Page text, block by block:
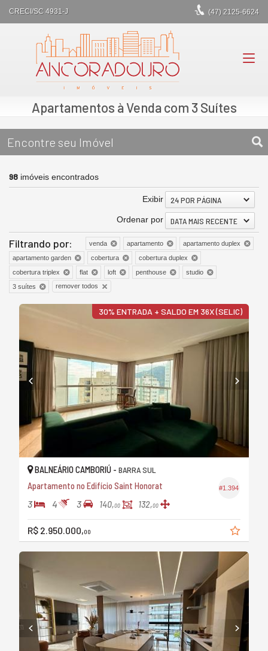
CRECI/SC 4931-J (47) 2125-6624
Apartamentos à Venda com 3 Suítes
Encontre seu Imóvel
98 imóveis encontrados
Exibir 24 POR PÁGINA
Ordenar por DATA MAIS RECENTE
Filtrando por: venda apartamento
apartamento duplex
apartamento garden
cobertura
cobertura duplex
cobertura triplex
flat loft penthouse
studio
3 suítes
remover todos
30% ENTRADA + SALDO EM 36X (SELIC)
#1.394
BALNEÁRIO CAMBORIÚ - BARRA SUL
Apartamento no Edifício Saint Honorat
3 4 3 140,00 132,00
R$ 2.950.000,00